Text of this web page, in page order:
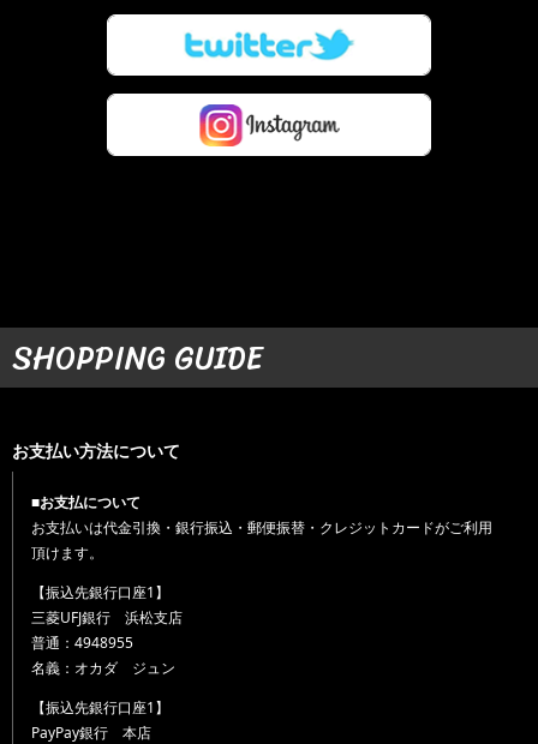
SHOPPING GUIDE
お支払い方法について
■お支払について
お支払いは代金引換・銀行振込・郵便振替・クレジットカードがご利用
頂けます。
【振込先銀行口座1】
三菱UFJ銀行 浜松支店
普通：4948955
名義：オカダ ジュン
【振込先銀行口座1】
PayPay銀行 本店